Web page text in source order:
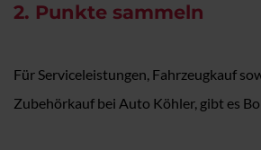
2. Punkte sammeln
Für Serviceleistungen, Fahrzeugkauf
Zubehörkauf bei Auto Köhler, gibt es